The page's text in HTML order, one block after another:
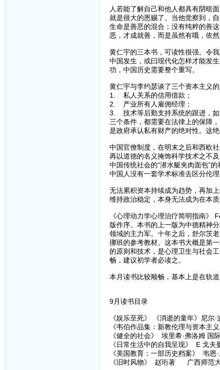
人若能了解自己和他人都具有阴暗
就是很大的恩赐了。当他觉察到，
生命是善恶的混合；没有纯粹的善
恶，才成就善，而是虽然有哦，依
黄仁宇的三本书，可读性很强。令
中国发生，或曰现代化怎样才能发
功，中国历史需要整个重写。
黄仁宇与李约瑟谈了三个资本主义
1. 私人关系的信用借款；
2. 产业所有人雇佣经理；
3. 技术等后勤支持系统的跟进，如
三个条件，都需要在法律上的保障
是政府承认私有财产的绝对性。这
中国官僚制度，在明末之后和西欧
再以道德的名义掩饰科学技术之不
中国传统社会的“潜水艇夹肉面包”
中国人没有一套学术标准去区分伦
无法累积资本持续成为趋势，再加
维持政治稳定，本身无法成为在本
《心理动力学心理治疗简明指南》
版作序。本书的上一版为中德精神
领域的主力军。十年之后，舒尔茨
挪班的参考教材。这本书大概是第
的原则和技术，是心理卫生与社会
畅，建议初学者必读之。
本月读书比较顺畅，基本上是在轨
9月读书目录
《娱乐至死》 《消逝的童年》尼
《韦伯作品集：新教伦理与资本
《健全的社会》 埃里希·弗洛
《日常生活中的自我呈现》 E
《美国教育：一部历史档案》 韦
《旧时风物》 赵珩著 广西